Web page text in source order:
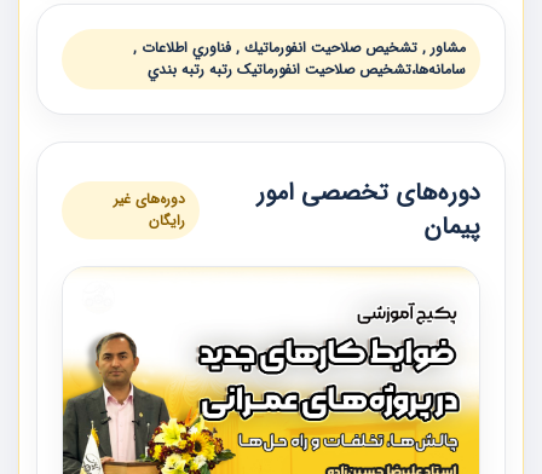
مشاور , تشخيص صلاحيت انفورماتيك , فناوري اطلاعات ,
سامانه‌ها،تشخيص صلاحيت انفورماتيک رتبه رتبه بندي
دوره‌های تخصصی امور
پیمان
دوره‌های غیر
رایگان